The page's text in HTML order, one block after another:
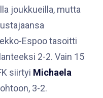
joukkueilla, mutta
Espoo tasoitti
2-2. Vain 15
siirtyi Michaela
3-2.